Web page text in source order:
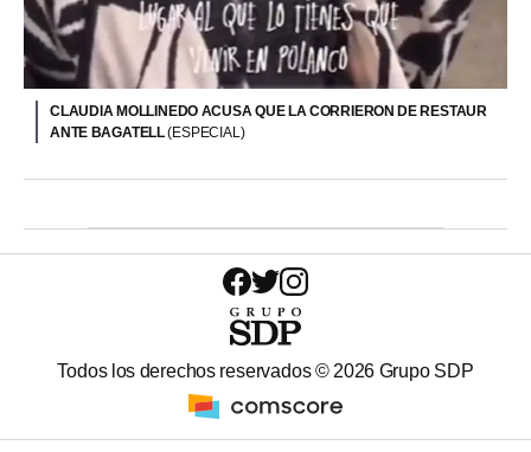
CLAUDIA MOLLINEDO ACUSA QUE LA CORRIERON DE RESTAUR
ANTE BAGATELL(ESPECIAL)
Todos los derechos reservados © 2026 Grupo SDP